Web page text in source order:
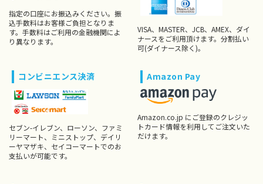
指定の口座にお振込みください。振
込手数料はお客様ご負担となりま
す。手数料はご利用の金融機関によ
り異なります。
VISA、MASTER、JCB、AMEX、ダイ
ナースをご利用頂けます。分割払い
可(ダイナース除く)。
コンビニエンス決済
セブン-イレブン、ローソン、ファミ
リーマート、ミニストップ、デイリ
ーヤマザキ、セイコーマートでのお
支払いが可能です。
Amazon Pay
Amazon.co.jp にご登録のクレジッ
トカード情報を利用してご注文いた
だけます。